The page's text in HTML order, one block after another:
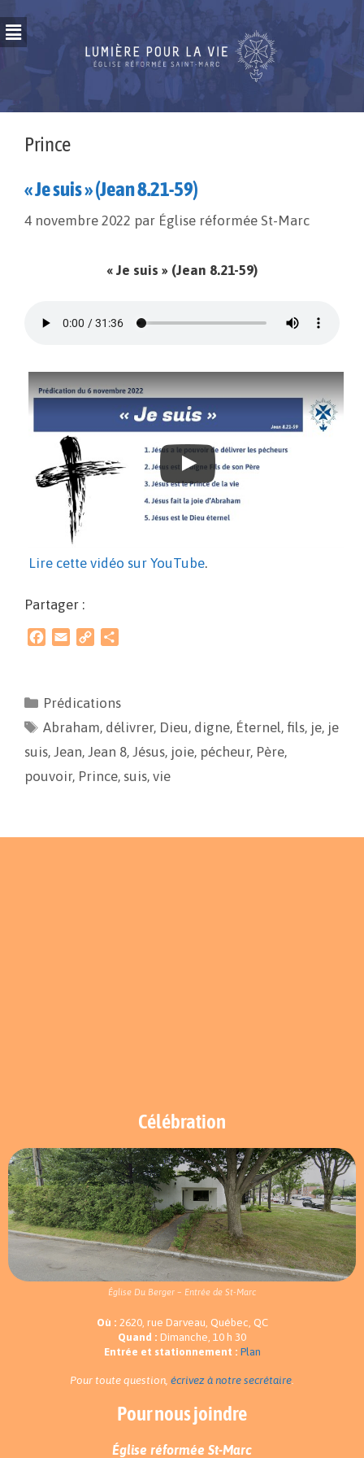
Prince
« Je suis » (Jean 8.21-59)
4 novembre 2022 par Église réformée St-Marc
« Je suis » (Jean 8.21-59)
Lire cette vidéo sur YouTube.
Partager :
b
o
k
l
L
i
a
g
e
Prédications
Abraham, délivrer, Dieu, digne, Éternel,fils, je, je
suis, Jean, Jean 8, Jésus, joie, pécheur, Père,
pouvoir, Prince, suis, vie
Célébration
Église Du Berger – Entrée de St-Marc
Où : 2620, rue Darveau, Québec, QC
Quand : Dimanche, 10 h 30
Entrée et stationnement : Plan
Pour toute question, écrivez à notre secrétaire.
Pour nous joindre
Église réformée St-Marc